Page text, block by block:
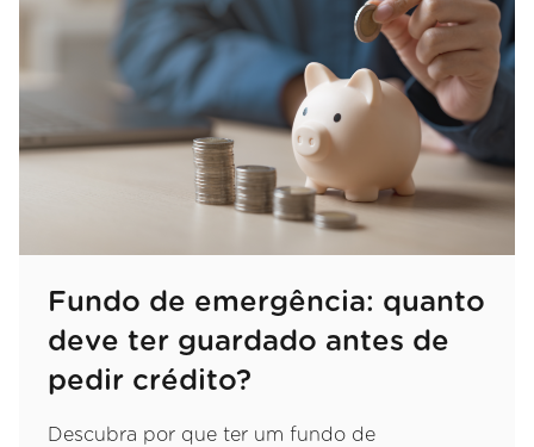
Fundo de emergência: quanto
deve ter guardado antes de
pedir crédito?
Descubra por que ter um fundo de